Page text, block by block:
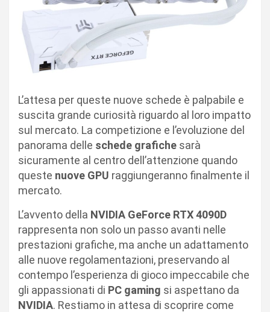
L’attesa per queste nuove schede è palpabile e
suscita grande curiosità riguardo al loro impatto
sul mercato. La competizione e l’evoluzione del
panorama delle schede grafiche sarà
sicuramente al centro dell’attenzione quando
queste nuove GPU raggiungeranno finalmente il
mercato.
L’avvento della NVIDIA GeForce RTX 4090D
rappresenta non solo un passo avanti nelle
prestazioni grafiche, ma anche un adattamento
alle nuove regolamentazioni, preservando al
contempo l’esperienza di gioco impeccabile che
gli appassionati di PC gaming si aspettano da
NVIDIA. Restiamo in attesa di scoprire come